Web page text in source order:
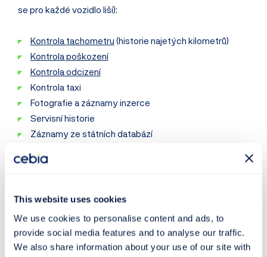
This website uses cookies
We use cookies to personalise content and ads, to
provide social media features and to analyse our traffic.
We also share information about your use of our site with
se pro každé vozidlo liší):
Kontrola tachometru (historie najetých kilometrů)
Kontrola poškození
Kontrola odcizení
Kontrola taxi
Fotografie a záznamy inzerce
Servisní historie
Záznamy ze státních databází
Zkontrolujte si počet
najetých kilometrů